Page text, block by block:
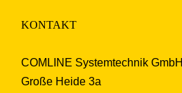
KONTAKT
COMLINE Systemtechnik GmbH
Große Heide 3a